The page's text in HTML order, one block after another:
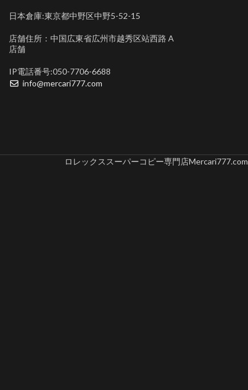
日本倉庫:東京都中野区中野5-52-15
店舗住所：中国広東省広州市越秀区站西路 A
店舗
IP電話番号:050-7706-6688
info@mercari777.com
ロレックススーパーコピー専門店